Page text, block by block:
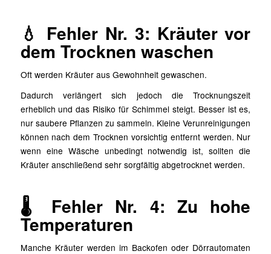
💧 Fehler Nr. 3: Kräuter vor
dem Trocknen waschen
Oft werden Kräuter aus Gewohnheit gewaschen.
Dadurch verlängert sich jedoch die Trocknungszeit
erheblich und das Risiko für Schimmel steigt. Besser ist es,
nur saubere Pflanzen zu sammeln. Kleine Verunreinigungen
können nach dem Trocknen vorsichtig entfernt werden. Nur
wenn eine Wäsche unbedingt notwendig ist, sollten die
Kräuter anschließend sehr sorgfältig abgetrocknet werden.
🌡️ Fehler Nr. 4: Zu hohe
Temperaturen
Manche Kräuter werden im Backofen oder Dörrautomaten